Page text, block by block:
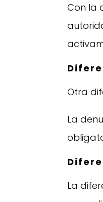
Con la
Otra
La
La